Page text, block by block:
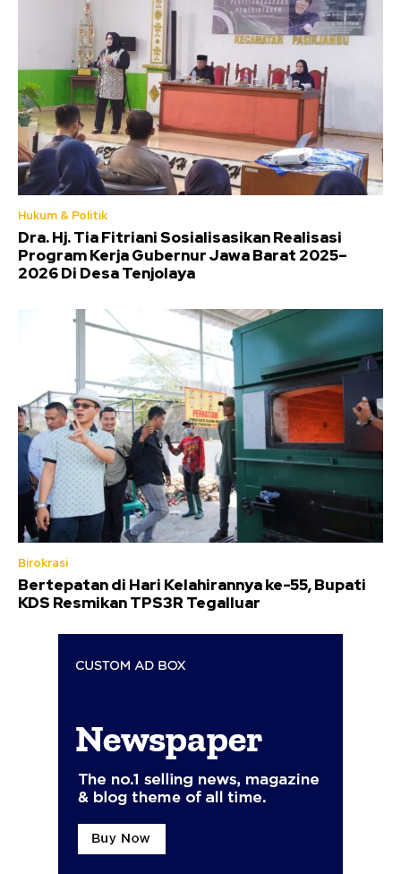
Hukum & Politik
Dra. Hj. Tia Fitriani Sosialisasikan Realisasi
Program Kerja Gubernur Jawa Barat 2025–
2026 Di Desa Tenjolaya
Birokrasi
Bertepatan di Hari Kelahirannya ke-55, Bupati
KDS Resmikan TPS3R Tegalluar